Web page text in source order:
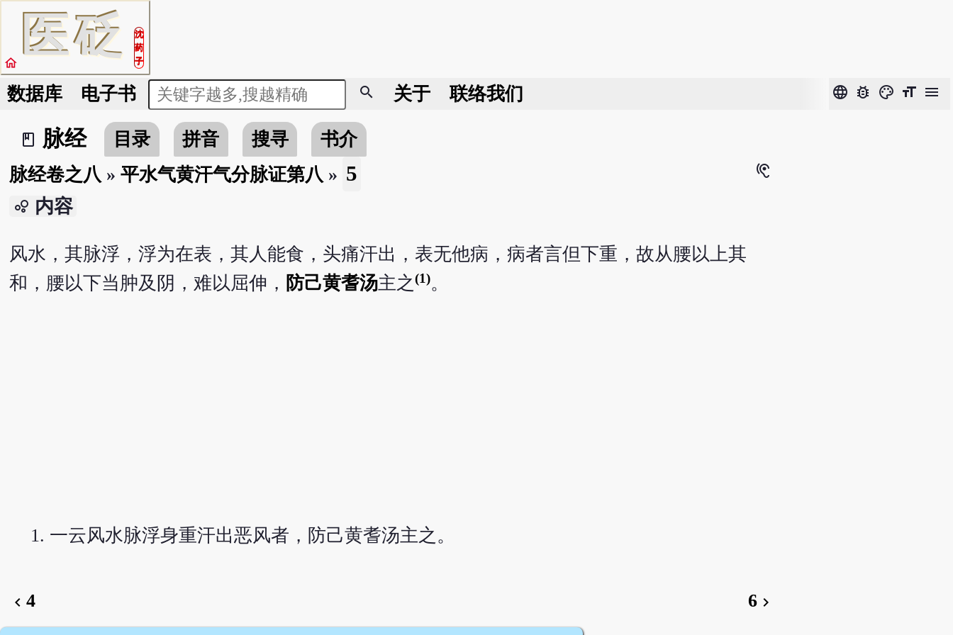
医砭
沈
药
子
home
数据库 电子书 search 关于 联络我们 language bug_report color_lens format_size menu
book_2
脉经 目录 拼音 搜寻
书介
脉经卷之八 » 平水气黄汗气分脉证第八 » 5 hearing
bubble_chart 内容
风水，其脉浮，浮为在表，其人能食，头痛汗出，表无他病，病者言但下重，故从腰以上其
和，腰以下当肿及阴，难以屈伸， 防己黄耆汤主之(1)。
一云风水脉浮身重汗出恶风者，防己黄耆汤主之。
chevron_left 4 6chevron_right